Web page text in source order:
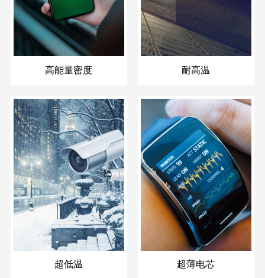
高能量密度 耐高温
超低温 超薄电芯